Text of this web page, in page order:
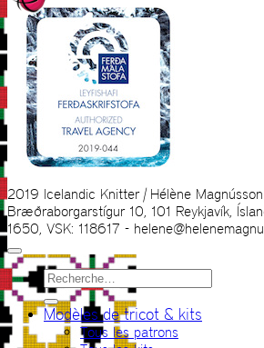
2019 Icelandic Knitter | Hélène
Bræðraborgarstígur 10, 101 Reykjavík,
1650, VSK: 118617 -
Recherche
pour :
Modèles de tricot & kits
Tous les patrons